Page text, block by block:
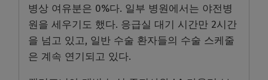
병상 여유분은 0%다. 일부 병원에서는 야전병
원을 세우기도 했다. 응급실 대기 시간만 2시간
을 넘고 있고, 일반 수술 환자들의 수술 스케줄
은 계속 연기되고 있다.